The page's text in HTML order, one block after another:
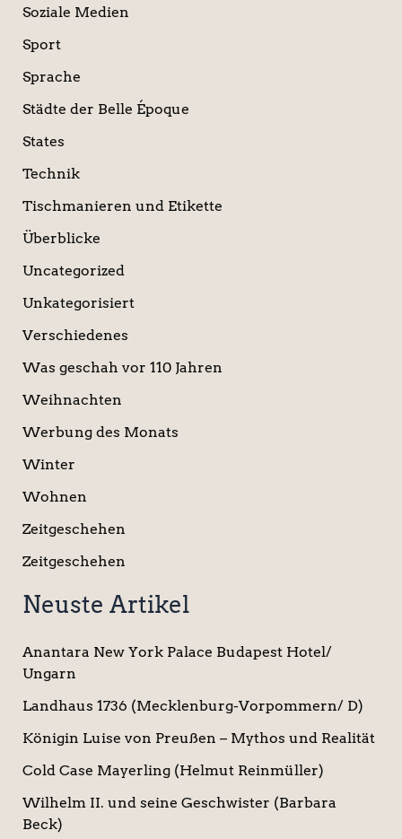
Soziale Medien
Sport
Sprache
Städte der Belle Époque
States
Technik
Tischmanieren und Etikette
Überblicke
Uncategorized
Unkategorisiert
Verschiedenes
Was geschah vor 110 Jahren
Weihnachten
Werbung des Monats
Winter
Wohnen
Zeitgeschehen
Zeitgeschehen
Neuste Artikel
Anantara New York Palace Budapest Hotel/
Ungarn
Landhaus 1736 (Mecklenburg-Vorpommern/ D)
Königin Luise von Preußen – Mythos und Realität
Cold Case Mayerling (Helmut Reinmüller)
Wilhelm II. und seine Geschwister (Barbara
Beck)